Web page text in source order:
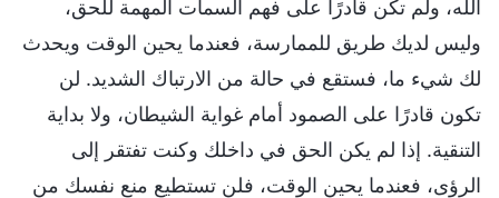
الله، ولم تكن قادرًا على فهم السمات المهمة للحق،
وليس لديك طريق للممارسة، فعندما يحين الوقت ويحدث
لك شيء ما، فستقع في حالة من الارتباك الشديد. لن
تكون قادرًا على الصمود أمام غواية الشيطان، ولا بداية
التنقية. إذا لم يكن الحق في داخلك وكنت تفتقر إلى
الرؤى، فعندما يحين الوقت، فلن تستطيع منع نفسك من